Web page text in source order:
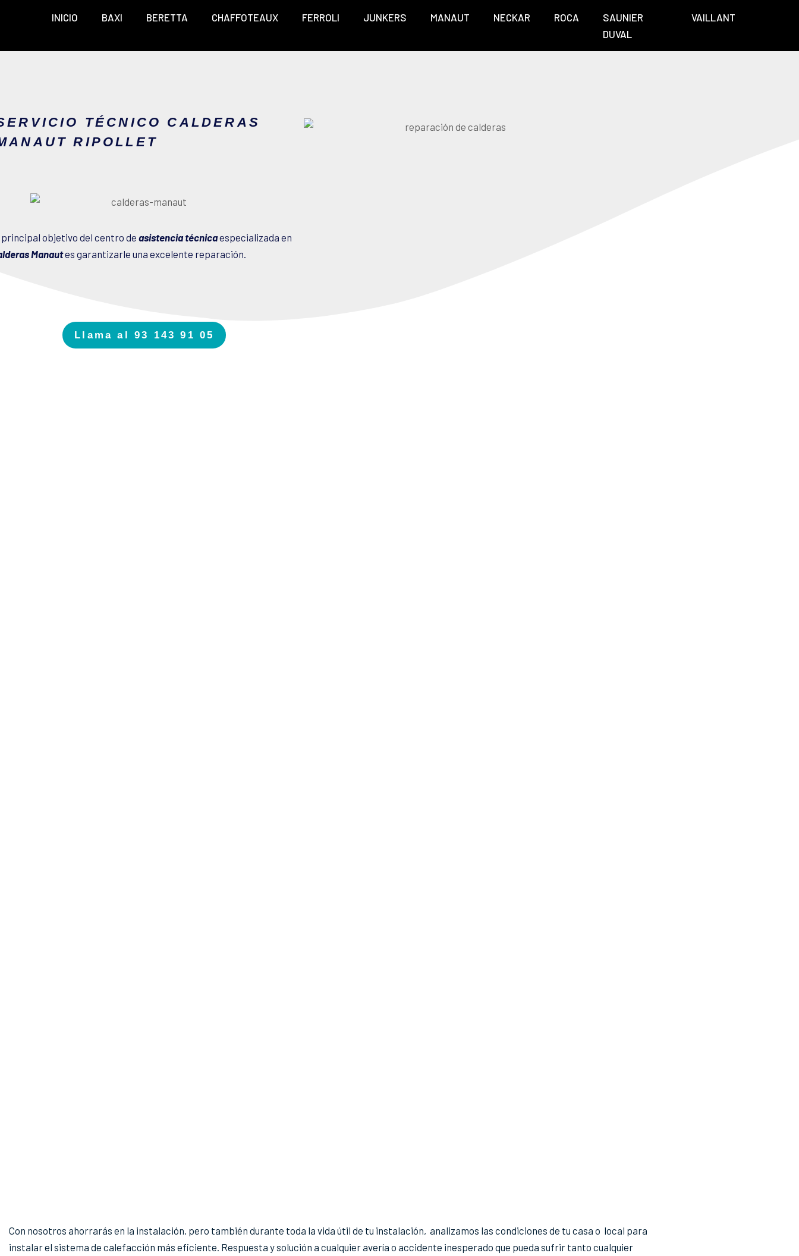
INICIO BAXI BERETTA CHAFFOTEAUX FERROLI JUNKERS MANAUT NECKAR ROCA
SAUNIER
DUVAL
VAILLANT
TÉCNICO CALDERAS
RIPOLLET
principal objetivo del centro de asistencia técnicaespecializada en
Manautes garantizarle una excelente reparación.
Llama al 93 143 91 05
Con nosotros ahorrarás en la instalación, pero también durante toda la vida útil de tu instalación, analizamos las condiciones de tu casa o local para
instalar el sistema de calefacción más eficiente. Respuesta y solución a cualquier avería o accidente inesperado que pueda sufrir tanto cualquier